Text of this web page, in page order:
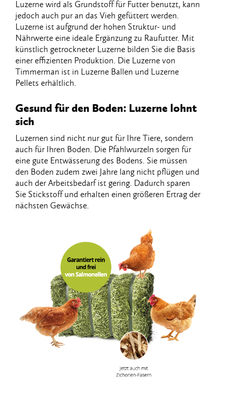
Luzerne​ ​wird​ ​als​ ​Grundstoff​ ​für​ ​Futter​ ​benutzt,​ ​kann​
​jedoch​ ​auch​ ​pur​ ​an​ ​das​ ​Vieh​ ​gefüttert werden.​ ​
Luzerne​ ​ist​ ​aufgrund​ ​der​ ​hohen​ ​Struktur-​ ​und​ ​
Nährwerte​ ​eine​ ​ideale​ ​Ergänzung​ ​zu Raufutter.​ ​Mit​ ​
künstlich​ ​getrockneter​ ​Luzerne​ ​bilden​ ​Sie​ ​die​ ​Basis​ ​
einer​ ​effizienten Produktion.​ ​Die​ ​Luzerne​ ​von​ ​
Timmerman​ ​ist​ ​in​ ​Luzerne​ ​Ballen​ ​und​ ​Luzerne​ ​
Pellets erhältlich.
​​Gesund​ ​für​ ​den​ ​Boden:​ ​Luzerne​ ​lohnt​ ​
sich
Luzernen​ ​sind​ ​nicht​ ​nur​ ​gut​ ​für​ ​Ihre​ ​Tiere,​ ​sondern​ ​
auch​ ​für​ ​Ihren​ ​Boden.​ ​Die​ ​Pfahlwurzeln sorgen​ ​für​ ​
eine​ ​gute​ ​Entwässerung​ ​des​ ​Bodens.​ ​Sie​ ​müssen​ ​
den​ ​Boden​ ​zudem​ ​zwei​ ​Jahre lang​ ​nicht​ ​pflügen​ ​und​
​auch​ ​der​ ​Arbeitsbedarf​ ​ist​ ​gering.​ ​Dadurch​ ​sparen​ ​
Sie​ ​Stickstoff​ ​und erhalten​ ​einen​ ​größeren​ ​Ertrag​ ​der​
​nächsten​ ​Gewächse.